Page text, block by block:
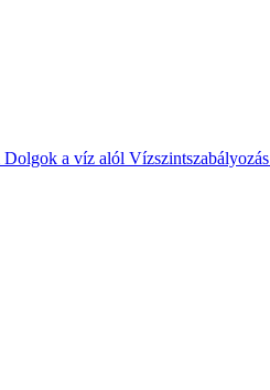
Dolgok a víz alól Vízszintszabályozás